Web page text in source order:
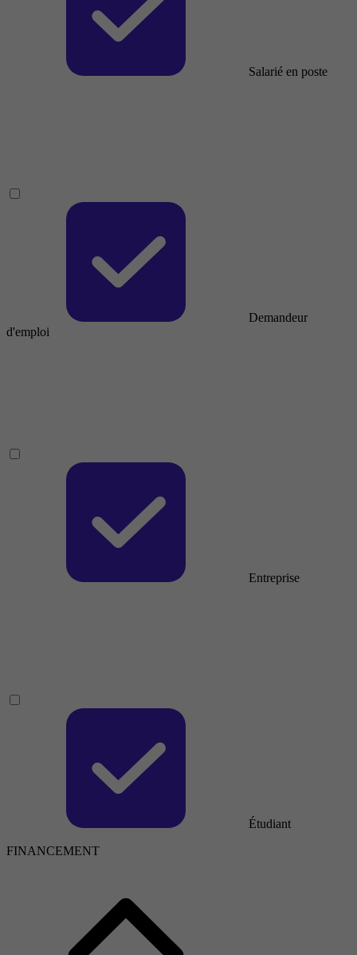
Salarié en poste
Demandeur
d'emploi
Entreprise
Étudiant
FINANCEMENT